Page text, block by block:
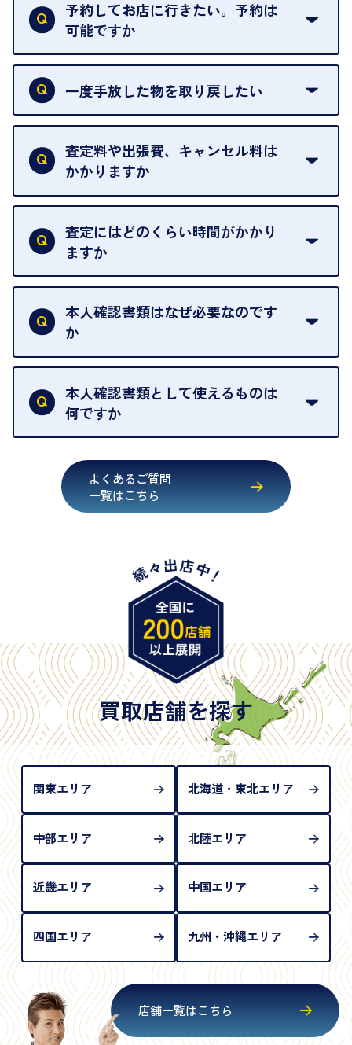
がございます。ご了承ください。
予約してお店に行きたい。予約は
可能ですか
申し訳ありませんが、現在はご来店の予約は承って
おりません。
を整えておりますので、お好きな時にお越しくださ
い。
お急ぎの場合はスタッフに一言お声がけください。
可能な限り、迅速に対応させていただきます。
一度手放した物を取り戻したい
当店は質店ではありませんので、買い取ったお品物
は基本的に販売へと回されます。買い戻しはできま
せんので、ご了承ください。
グオフが可能です。
契約破棄という形で、お品物をお戻しすることがで
きます。
売却当日を含む8日間のうちに、お気軽にお申し出
出張買取のお品物は、8日間保管しております。
査定料や出張費、キャンセル料は
かかりますか
一切いただいておりません。査定金額にご納得いた
だけない場合は、その場でお断りいただいても問題
ございません。お気軽にご相談ください。
査定にはどのくらい時間がかかり
ますか
お品物の内容や点数によって異なりますが、店頭買
取の場合は1点あたり数分程度が目安です。大量の
お品物の場合は、お時間をいただくことがございま
本人確認書類はなぜ必要なのです
か
買取店は古物営業法により、お客様のご本人確認を
行うことが義務付けられています。安心してお取引
いただくためにも、ご協力をお願いいたします。
本人確認書類として使えるものは
何ですか
・健康保険証確認書
・マイナンバーカード
・在留カード
・旧パスポート
※原則として「公的機関が発行し、氏名、住所、生
年月日が記載されているもの
※日本国政府発行のもの
※2020年2月4日以降に申請された新型パスポートに
は「所持人記入欄（住所記載欄）」が存在しないた
め、単体では古物営業法上の本人確認書類として認
められない（住所確認ができないため）。補助書類
が必要となります
よくあるご質問
一覧はこちら
買取店舗を探す
関東エリア 北海道・東北エリア
中部エリア 北陸エリア
近畿エリア 中国エリア
四国エリア 九州・沖縄エリア
店舗一覧はこちら